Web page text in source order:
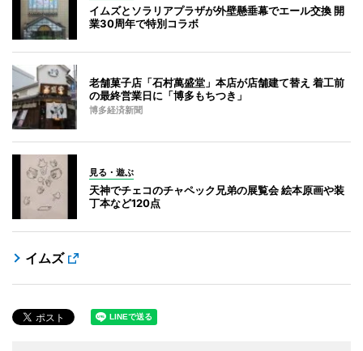
イムズとソラリアプラザが外壁懸垂幕でエール交換 開
業30周年で特別コラボ
老舗菓子店「石村萬盛堂」本店が店舗建て替え 着工前
の最終営業日に「博多もちつき」
博多経済新聞
見る・遊ぶ
天神でチェコのチャペック兄弟の展覧会 絵本原画や装
丁本など120点
イムズ